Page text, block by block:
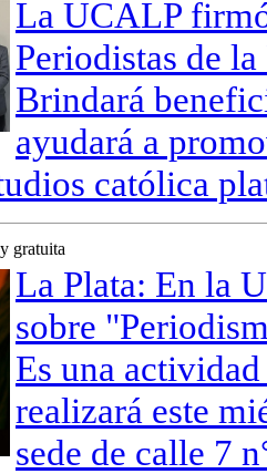
La UCALP
Periodistas de
Brindará
ayudará a
católica
gratuita
La Plata: En la
sobre
Es una
realizará este
sede de calle 7